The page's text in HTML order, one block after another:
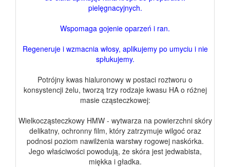
pielęgnacyjnych.
Wspomaga gojenie oparzeń i ran.
Regeneruje i wzmacnia włosy, aplikujemy po umyciu i nie
spłukujemy.
Potrójny kwas hialuronowy w postaci roztworu o
konsystencji żelu, tworzą trzy rodzaje kwasu HA o różnej
masie cząsteczkowej:
Wielkocząsteczkowy HMW - wytwarza na powierzchni skóry
delikatny, ochronny film, który zatrzymuje wilgoć oraz
podnosi poziom nawilżenia warstwy rogowej naskórka.
Jego właściwości powodują, że skóra jest jedwabista,
miękka i gładka.